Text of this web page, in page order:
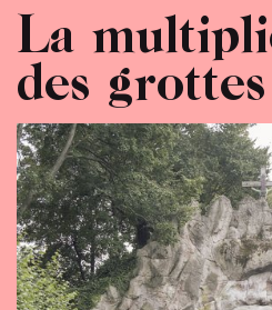
La
des grottes